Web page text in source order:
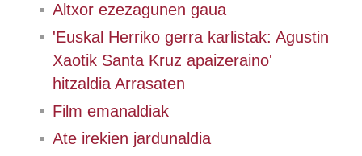
Altxor ezezagunen gaua
'Euskal Herriko gerra karlistak: Agustin
Xaotik Santa Kruz apaizeraino'
hitzaldia Arrasaten
Film emanaldiak
Ate irekien jardunaldia